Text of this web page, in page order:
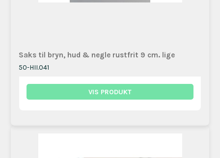
Saks til bryn, hud & negle rustfrit 9 cm. lige
50-HII.041
VIS PRODUKT